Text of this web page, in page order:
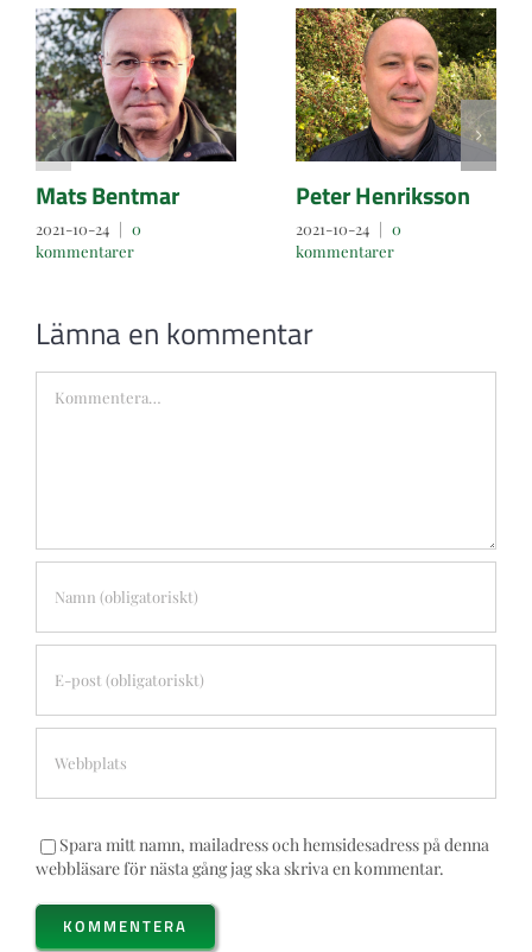
Mats Bentmar
2021-10-24 | 0
kommentarer
Peter Henriksson
2021-10-24 | 0
kommentarer
Lämna en kommentar
Kommentar
Spara mitt namn, mailadress och hemsidesadress på denna
webbläsare för nästa gång jag ska skriva en kommentar.